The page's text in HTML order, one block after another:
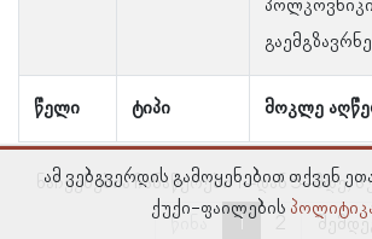
წელი ტიპი მოკლე
ნაჩვენებია ჩანაწერები 1–დან 5–მდე,
წინა
1
ამ ვებგვერდის გამოყენებით თქვენ
ქუქი-ფაილების